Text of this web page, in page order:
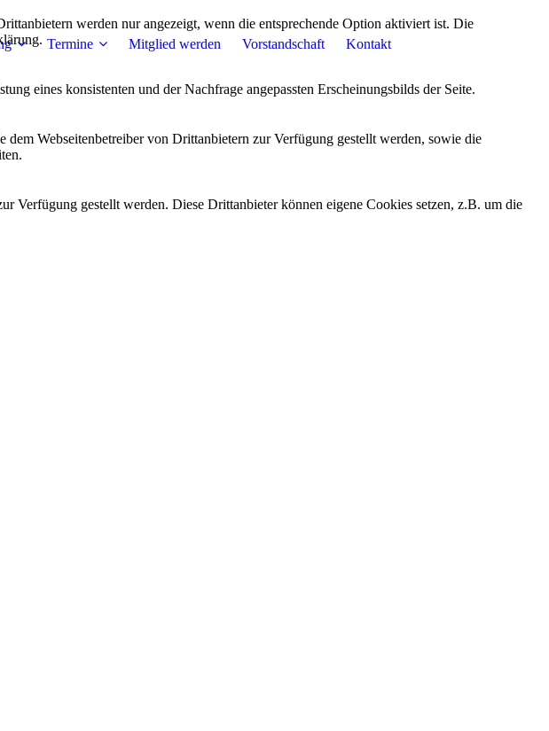
Termine Mitglied werden Vorstandschaft Kontakt
werden nur angezeigt, wenn die entsprechende Option aktiviert ist. Die
eines konsistenten und der Nachfrage angepassten Erscheinungsbilds der Seite.
Webseitenbetreiber von Drittanbietern zur Verfügung gestellt werden, sowie die
Verfügung gestellt werden. Diese Drittanbieter können eigene Cookies setzen, z.B. um die